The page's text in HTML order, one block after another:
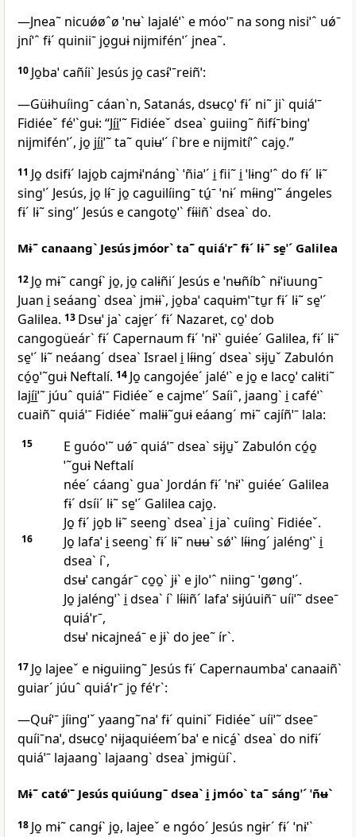
—Jnea˜ nicuǿøˆø ˈnʉˋ lajaléˈˋ e móoˈˉ na song nisiˈˆ uǿˉ
jníˈˆ fɨˊ quiniiˉ jo̱guɨ nijmifénˈˊ jnea˜.
10 Jo̱baˈ cañíiˋ Jesús jo̱ casɨ́ˈˉreiñˈ:
—Güɨhuíingˉ cáanˋn, Satanás, dsʉco̱ˈ fɨˊ ni˜ jiˋ quiáˈˉ
Fidiéeˇ féˈˋguɨ: “Jí̱i̱ˈ˜ Fidiéeˇ dseaˋ guiing˜ ñifɨ́ˉbingˈ
nijmifénˈˊ, jo̱ jí̱i̱ˈ˜ ta˜ quiʉˈˊ íˋbre e nijmitíˈˆ cajo̱.”
11 Jo̱ dsifɨˊ lajo̱b cajmɨˈnángˋ ˈñiaˈˊ i̱ fii˜ i̱ ˈlɨngˈˆ do fɨˊ lɨ˜
singˈˊ Jesús, jo̱ lɨ́ˉ jo̱ caguilíingˉ tú̱ˉ ˈnɨˊ mɨ́ɨngˈ˜ ángeles
fɨˊ lɨ˜ singˈˊ Jesús e cangoto̱ˈˋ fɨ́ɨiñˋ dseaˋ do.
Mɨ˜ canaangˋ Jesús jmóorˋ ta˜ quiáˈrˉ fɨˊ lɨ˜ se̱ˈˊ Galilea
12 Jo̱ mɨ˜ cangɨ́ˋ jo̱, jo̱ calɨñiˊ Jesús e ˈnʉñíbˆ nɨˈiuungˉ
Juan i̱ seáangˋ dseaˋ jmɨɨˋ, jo̱baˈ caquɨmˈˉtu̱r fɨˊ lɨ˜ se̱ˈˊ
Galilea. 13 Dsʉˈ jaˋ caje̱rˊ fɨˊ Nazaret, co̱ˈ dob
cangogüeárˋ fɨˊ Capernaum fɨˊ ˈnɨˈˋ guiéeˊ Galilea, fɨˊ lɨ˜
se̱ˈˊ lɨ˜ neáangˊ dseaˋ Israel i̱ lɨ́ɨngˊ dseaˋ sɨju̱ˇ Zabulón
có̱o̱ˈ˜guɨ Neftalí. 14 Jo̱ cangojéeˊ jaléˈˋ e jo̱ e laco̱ˈ calɨti˜
lají̱i̱ˈ˜ júuˆ quiáˈˉ Fidiéeˇ e cajmeˈˊ Saíiˆ, jaangˋ i̱ caféˈˋ
cuaiñ˜ quiáˈˉ Fidiéeˇ malɨɨ˜guɨ eáangˊ mɨ˜ cajíñˈˉ lala:
15
E guóoˈ˜ uǿˉ quiáˈˉ dseaˋ sɨju̱ˇ Zabulón có̱o̱
ˈ˜guɨ Neftalí
néeˊ cáangˋ guaˋ Jordán fɨˊ ˈnɨˈˋ guiéeˊ Galilea
fɨˊ dsíiˊ lɨ˜ se̱ˈˊ Galilea cajo̱.
Jo̱ fɨˊ jo̱b lɨ˜ seengˋ dseaˋ i̱ jaˋ cuíingˋ Fidiéeˇ.
16
Jo̱ lafaˈ i̱ seengˋ fɨˊ lɨ˜ nʉʉˋ sǿˈˋ lɨ́ɨngˊ jaléngˈˋ i̱
dseaˋ íˋ,
dsʉˈ cangárˉ co̱o̱ˋ jɨˋ e jloˈˆ niingˉ ˈgøngˈˊ.
Jo̱ jaléngˈˋ i̱ dseaˋ íˋ lɨ́ɨiñˊ lafaˈ sɨjúuiñˉ uíiˈ˜ dseeˉ
quiáˈrˉ,
dsʉˈ nɨcajneáˉ e jɨˋ do jee˜ írˋ.
17 Jo̱ lajeeˇ e nɨguiing˜ Jesús fɨˊ Capernaumbaˈ canaaiñˋ
guiarˊ júuˆ quiáˈrˉ jo̱ féˈrˋ:
—Quɨ́ˈˉ jíingˈˇ yaang˜naˈ fɨˊ quiniˇ Fidiéeˇ uíiˈ˜ dseeˉ
quíiˉnaˈ, dsʉco̱ˈ nɨjaquiéemˊbaˈ e nicá̱ˋ dseaˋ do nifɨˊ
quiáˈˉ lajaangˋ lajaangˋ dseaˋ jmɨgüíˋ.
Mɨ˜ catǿˈˉ Jesús quiúungˉ dseaˋ i̱ jmóoˋ ta˜ sángˈˊ ˈñʉˋ
18 Jo̱ mɨ˜ cangɨ́ˋ jo̱, lajeeˇ e ngóoˊ Jesús ngɨrˊ fɨˊ ˈnɨˈˋ